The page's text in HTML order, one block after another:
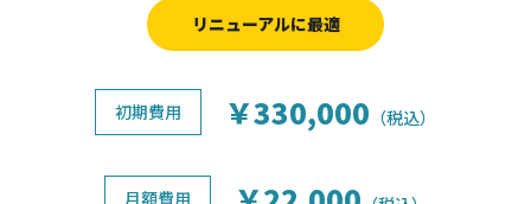
リニューアルに最適
初期費用 ￥330,000 （税込）
月額費用